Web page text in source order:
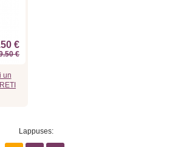
€
€
un
Lappuses: